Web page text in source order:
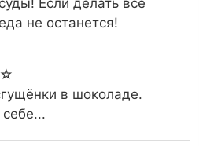
Если делать все
не останется!
в шоколаде.